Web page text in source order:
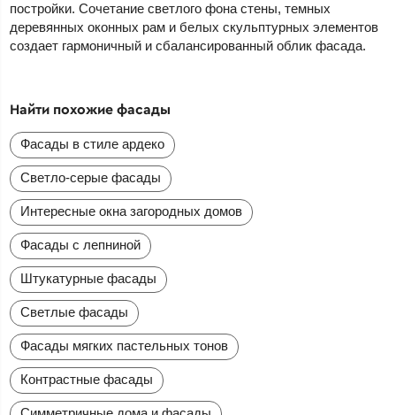
постройки. Сочетание светлого фона стены, темных
деревянных оконных рам и белых скульптурных элементов
создает гармоничный и сбалансированный облик фасада.
Найти похожие фасады
Фасады в стиле ардеко
Светло-серые фасады
Интересные окна загородных домов
Фасады с лепниной
Штукатурные фасады
Светлые фасады
Фасады мягких пастельных тонов
Контрастные фасады